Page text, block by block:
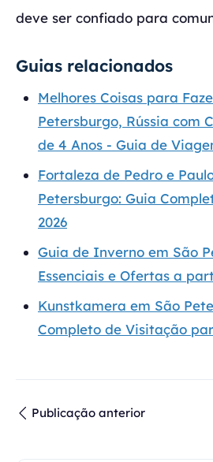
deve ser confiado para
Guias relacionados
Melhores Coisas para
Petersburgo, Rússia com
de 4 Anos - Guia de
Fortaleza de Pedro e
Petersburgo: Guia
2026
Guia de Inverno em São
Essenciais e Ofertas a
Kunstkamera em São
Completo de Visitação
Publicação anterior